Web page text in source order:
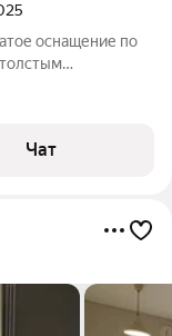
оснащение по
качественный
Чат